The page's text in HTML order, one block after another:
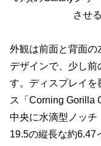
させ
外観は前面と背面の
デザインで、少し
す。ディスプレイを
ス「Corning Gorilla
中央に水滴型ノッチ
19.5の縦長な約6.47